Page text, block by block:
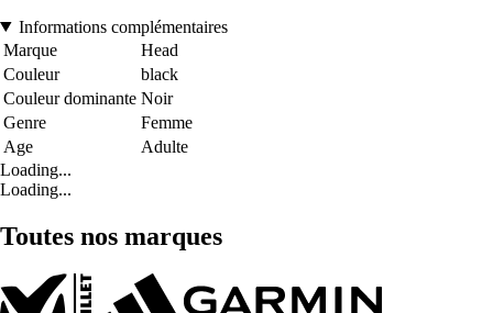
Informations complémentaires
Marque
Head
Couleur
black
Couleur dominante Noir
Genre
Femme
Age
Adulte
Loading...
Loading...
Toutes nos marques